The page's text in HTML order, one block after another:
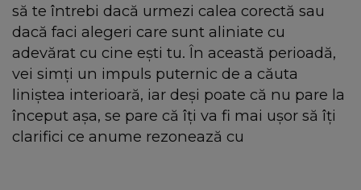
să te întrebi dacă urmezi calea corectă sau
dacă faci alegeri care sunt aliniate cu
adevărat cu cine ești tu. În această perioadă,
vei simți un impuls puternic de a căuta
liniștea interioară, iar deși poate că nu pare la
început așa, se pare că îți va fi mai ușor să îți
clarifici ce anume rezonează cu